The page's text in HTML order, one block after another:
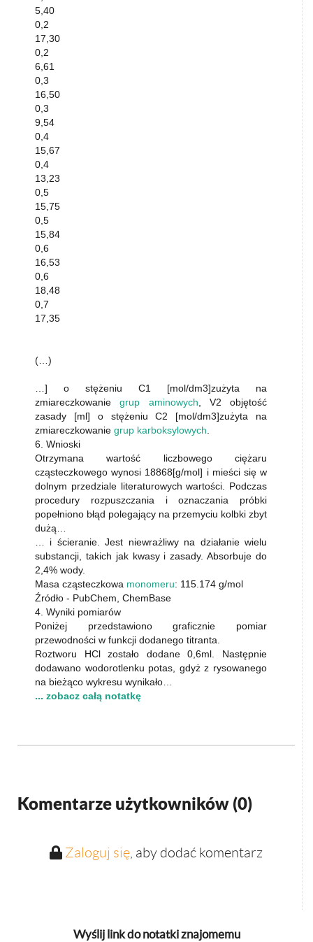
5,40
0,2
17,30
0,2
6,61
0,3
16,50
0,3
9,54
0,4
15,67
0,4
13,23
0,5
15,75
0,5
15,84
0,6
16,53
0,6
18,48
0,7
17,35
(…)
…] o stężeniu C1 [mol/dm3]zużyta na
zmiareczkowaniegrup aminowych , V2 objętość
zasady [ml] o stężeniu C2 [mol/dm3]zużyta na
zmiareczkowanie grup karboksylowych
6. Wnioski
Otrzymana wartość liczbowego ciężaru
cząsteczkowego wynosi 18868[g/mol] i mieści się w
dolnym przedziale literaturowych wartości. Podczas
procedury rozpuszczania i oznaczania próbki
popełniono błąd polegający na przemyciu kolbki zbyt
dużą…
… i ścieranie. Jest niewrażliwy na działanie wielu
substancji, takich jak kwasy i zasady. Absorbuje do
2,4% wody.
Masa cząsteczkowa monomeru: 115.174 g/mol
Źródło - PubChem, ChemBase
4. Wyniki pomiarów
Poniżej przedstawiono graficznie pomiar
przewodności w funkcji dodanego titranta.
Roztworu HCl zostało dodane 0,6ml. Następnie
dodawano wodorotlenku potas, gdyż z rysowanego
na bieżąco wykresu wynikało…
... zobacz całą notatkę
Komentarze użytkowników (0)
Zaloguj się, aby dodać komentarz
Wyślij link do notatki znajomemu